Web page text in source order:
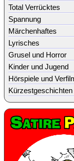
Total Verrücktes
Spannung
Märchenhaftes
Lyrisches
Grusel und Horror
Kinder und Jugend
Hörspiele und
Kürzestgeschichten